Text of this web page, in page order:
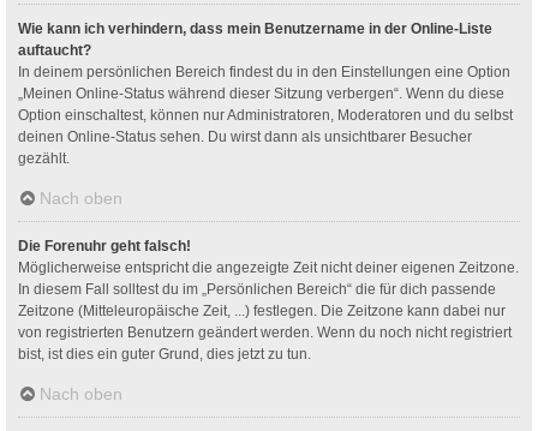
Wie kann ich verhindern, dass mein Benutzername in der Online-Liste
auftaucht?
In deinem persönlichen Bereich findest du in den Einstellungen eine Option
„Meinen Online-Status während dieser Sitzung verbergen“. Wenn du diese
Option einschaltest, können nur Administratoren, Moderatoren und du selbst
deinen Online-Status sehen. Du wirst dann als unsichtbarer Besucher
gezählt.
Nach oben
Die Forenuhr geht falsch!
Möglicherweise entspricht die angezeigte Zeit nicht deiner eigenen Zeitzone.
In diesem Fall solltest du im „Persönlichen Bereich“ die für dich passende
Zeitzone (Mitteleuropäische Zeit, ...) festlegen. Die Zeitzone kann dabei nur
von registrierten Benutzern geändert werden. Wenn du noch nicht registriert
bist, ist dies ein guter Grund, dies jetzt zu tun.
Nach oben